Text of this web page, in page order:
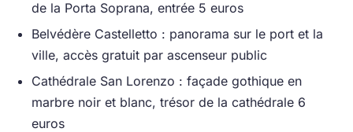
de la Porta Soprana, entrée 5 euros
Belvédère Castelletto : panorama sur le port et la
ville, accès gratuit par ascenseur public
Cathédrale San Lorenzo : façade gothique en
marbre noir et blanc, trésor de la cathédrale 6
euros